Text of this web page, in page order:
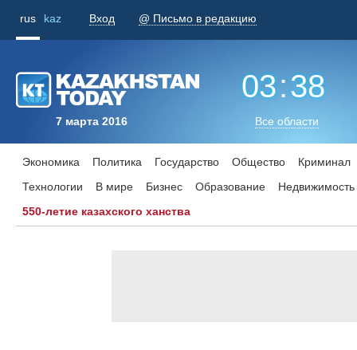
rus kaz Вход @ Письмо в редакцию
7 марта 2016
03:38
Все области
Экономика Политика Государство Общество
Криминал
Технологии
В мире Бизнес Образование
Недвижимость
550-летие казахского ханства